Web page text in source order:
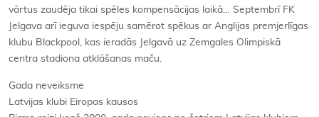
vārtus zaudēja tikai spēles kompensācijas laikā… Septembrī FK
Jelgava arī ieguva iespēju samērot spēkus ar Anglijas premjerlīgas
klubu Blackpool, kas ieradās Jelgavā uz Zemgales Olimpiskā
centra stadiona atklāšanas maču.
Gada neveiksme
Latvijas klubi Eiropas kausos